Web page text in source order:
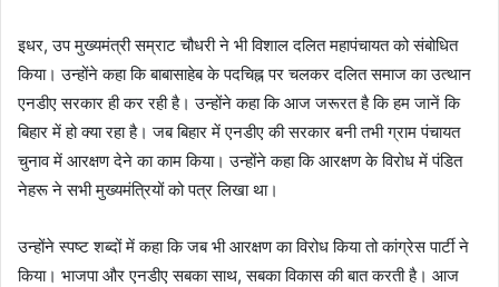
इधर, उप मुख्यमंत्री सम्राट चौधरी ने भी विशाल दलित महापंचायत को संबोधित
किया। उन्होंने कहा कि बाबासाहेब के पदचिह्न पर चलकर दलित समाज का उत्थान
एनडीए सरकार ही कर रही है। उन्होंने कहा कि आज जरूरत है कि हम जानें कि
बिहार में हो क्या रहा है। जब बिहार में एनडीए की सरकार बनी तभी ग्राम पंचायत
चुनाव में आरक्षण देने का काम किया। उन्होंने कहा कि आरक्षण के विरोध में पंडित
नेहरू ने सभी मुख्यमंत्रियों को पत्र लिखा था।
उन्होंने स्पष्ट शब्दों में कहा कि जब भी आरक्षण का विरोध किया तो कांग्रेस पार्टी ने
किया। भाजपा और एनडीए सबका साथ, सबका विकास की बात करती है। आज